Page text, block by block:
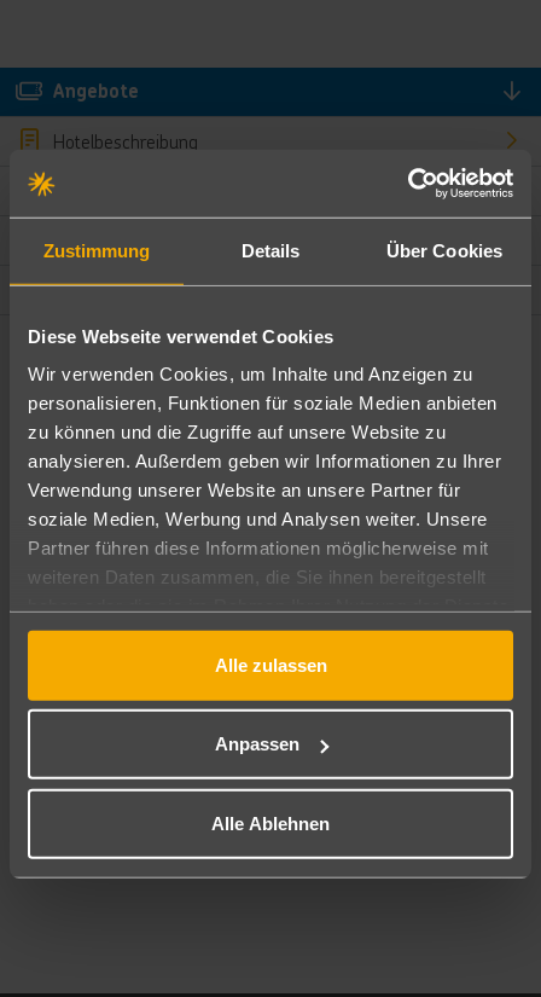
Zustimmung Details Über Cookies
Diese Webseite verwendet Cookies
Wir verwenden Cookies, um Inhalte und Anzeigen zu
personalisieren, Funktionen für soziale Medien anbieten
zu können und die Zugriffe auf unsere Website zu
analysieren. Außerdem geben wir Informationen zu Ihrer
Verwendung unserer Website an unsere Partner für
soziale Medien, Werbung und Analysen weiter. Unsere
Partner führen diese Informationen möglicherweise mit
weiteren Daten zusammen, die Sie ihnen bereitgestellt
gesammelt haben.
Alle zulassen
Anpassen
Alle Ablehnen
Angebote
Hotelbeschreibung
Hotelmerkmale
Bewertungen
Lage und Umgebung
Angebote filtern
Ändere die Kriterien nach deinen Wünschen
Pauschal Nur Hotel
Abflughafen
Reisezeitraum
11.08.26–09.08.27 7-21 Nächte
2 Erwachsene Keine Kinder